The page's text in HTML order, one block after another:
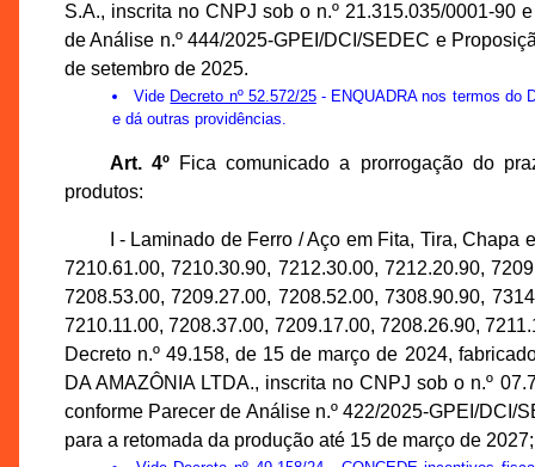
S.A., inscrita no CNPJ sob o n.º 21.315.035/0001-90
de Análise n.º 444/2025-GPEI/DCI/SEDEC e
de setembro de 2025.
Vide Decreto nº 52.572/25- ENQUADRA nos termos do
e dá outras providências.
Art. 4ºFica comunicado a prorrogação do
produtos:
I - Laminado de Ferro / Aço em Fita, Tira,
7210.61.00, 7210.30.90, 7212.30.00, 7212.20.90,
7208.53.00, 7209.27.00, 7208.52.00, 7308.90.90,
7210.11.00, 7208.37.00, 7209.17.00, 7208.26.90,
Decreto n.º 49.158, de 15 de março de 2024,
DA AMAZÔNIA LTDA., inscrita no CNPJ sob o n.º
conforme Parecer de Análise n.º 422/2025-GPEI/
para a retomada da produção até 15 de março de 2027;